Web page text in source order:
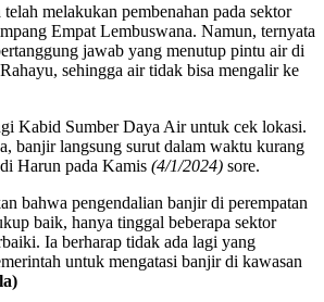
melakukan pembenahan pada sektor
Empat Lembuswana. Namun, ternyata
jawab yang menutup pintu air di
sehingga air tidak bisa mengalir ke
Kabid Sumber Daya Air untuk cek lokasi.
banjir langsung surut dalam waktu kurang
Harun pada Kamis (4/1/2024) sore.
bahwa pengendalian banjir di perempatan
baik, hanya tinggal beberapa sektor
Ia berharap tidak ada lagi yang
untuk mengatasi banjir di kawasan